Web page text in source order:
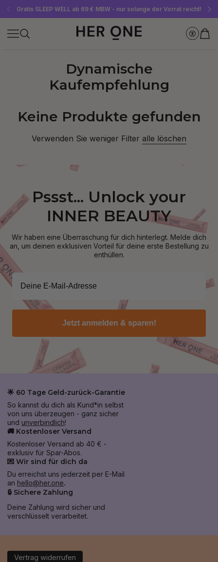
Gratis SLEEP WELL ab 69 € MBW - nur solange der Vorrat reicht!
Jetzt Newsletter abonnieren und 10 €-Gutschein sichern
Bis zu 30 % sparen mit unseren Spar-Abos
Dynamische
Kaufempfehlung
Keine Produkte gefunden
Verwenden Sie weniger Filter alle löschen
Pssst... Unlock your
INNER BEAUTY
Wir haben eine Überraschung für dich hinterlegt. Melde dich
an, um deinen exklusiven Vorteil für deine erste Bestellung zu
enthüllen.
Jetzt anmelden & sparen!
🌟 60 Tage Geld-zurück-Garantie
So kannst du dich als Kund*in selbst
von uns überzeugen - ganz sicher
und unverbindlich!
🚚 Kostenloser Versand
Kostenloser Versand ab 40 € -
exklusiv für Spar-Abos.
💌 Wir sind für dich da
Du erreichst uns jederzeit per E-Mail
an hello@her.one.
🔒 Sichere Zahlung
Deine Zahlung wird sicher und
verschlüsselt verarbeitet.
Vertrag widerrufen